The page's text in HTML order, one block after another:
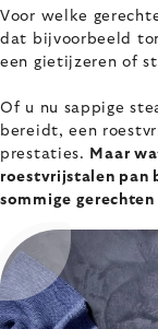
Voor welke
dat bijvoorbeeld
een gietijzeren of
Of u nu sappige
bereidt, een
prestaties.
Maar
roestvrijstalen pan
sommige